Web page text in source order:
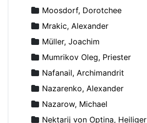
Moosdorf, Dorotchee
Mrakic, Alexander
Müller, Joachim
Mumrikov Oleg, Priester
Nafanail, Archimandrit
Nazarenko, Alexander
Nazarow, Michael
Nektarij von Optina, Heiliger